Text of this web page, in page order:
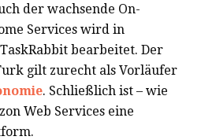
der wachsende On-
Services wird in
bearbeitet. Der
gilt zurecht als Vorläufer
. Schließlich ist – wie
Web Services eine